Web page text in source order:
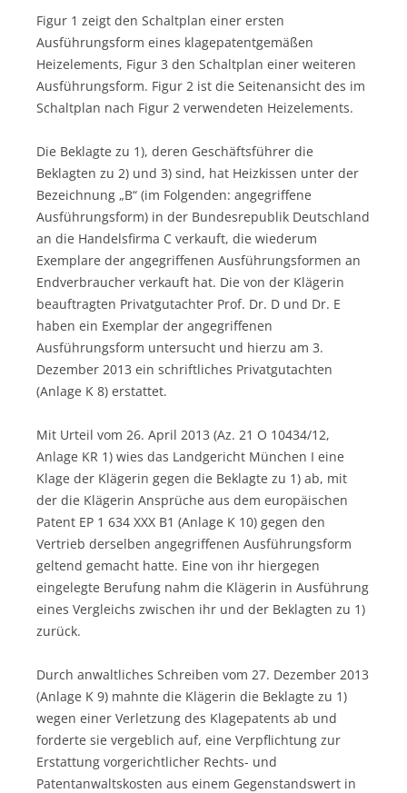
Figur 1 zeigt den Schaltplan einer ersten
Ausführungsform eines klagepatentgemäßen
Heizelements, Figur 3 den Schaltplan einer weiteren
Ausführungsform. Figur 2 ist die Seitenansicht des im
Schaltplan nach Figur 2 verwendeten Heizelements.
Die Beklagte zu 1), deren Geschäftsführer die
Beklagten zu 2) und 3) sind, hat Heizkissen unter der
Bezeichnung „B“ (im Folgenden: angegriffene
Ausführungsform) in der Bundesrepublik Deutschland
an die Handelsfirma C verkauft, die wiederum
Exemplare der angegriffenen Ausführungsformen an
Endverbraucher verkauft hat. Die von der Klägerin
beauftragten Privatgutachter Prof. Dr. D und Dr. E
haben ein Exemplar der angegriffenen
Ausführungsform untersucht und hierzu am 3.
Dezember 2013 ein schriftliches Privatgutachten
(Anlage K 8) erstattet.
Mit Urteil vom 26. April 2013 (Az. 21 O 10434/12,
Anlage KR 1) wies das Landgericht München I eine
Klage der Klägerin gegen die Beklagte zu 1) ab, mit
der die Klägerin Ansprüche aus dem europäischen
Patent EP 1 634 XXX B1 (Anlage K 10) gegen den
Vertrieb derselben angegriffenen Ausführungsform
geltend gemacht hatte. Eine von ihr hiergegen
eingelegte Berufung nahm die Klägerin in Ausführung
eines Vergleichs zwischen ihr und der Beklagten zu 1)
zurück.
Durch anwaltliches Schreiben vom 27. Dezember 2013
(Anlage K 9) mahnte die Klägerin die Beklagte zu 1)
wegen einer Verletzung des Klagepatents ab und
forderte sie vergeblich auf, eine Verpflichtung zur
Erstattung vorgerichtlicher Rechts- und
Patentanwaltskosten aus einem Gegenstandswert in